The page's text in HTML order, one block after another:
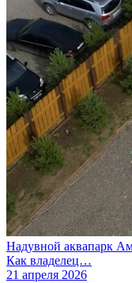
Надувной аквапарк
Как владелец…
21 апреля 2026